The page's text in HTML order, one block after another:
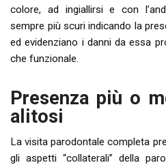
colore, ad ingiallirsi e con
sempre più scuri indicando la
ed evidenziano i danni da essa
che funzionale.
Presenza più o
alitosi
La visita parodontale completa
gli aspetti “collaterali” della